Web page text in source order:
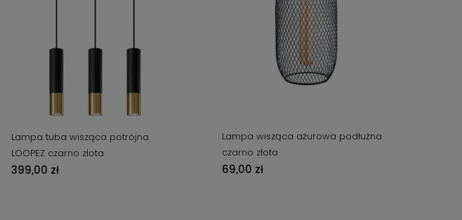
Lampa tuba wisząca potrójna
LOOPEZ czarno złota
399,00 zł
Lampa wisząca ażurowa podłużna
czarno złota
69,00 zł